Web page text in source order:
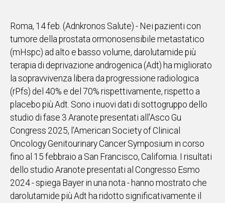
ALTRE
NOTIZIE
POLITICA
IN
ITALIA
NEL
MONDO
SPORT
EVENTI
STORIE
VIDEO
Roma, 14 feb. (Adnkronos Salute) - Nei pazienti con
tumore della prostata ormonosensibile metastatico
(mHspc) ad alto e basso volume, darolutamide più
terapia di deprivazione androgenica (Adt) ha migliorato
la sopravvivenza libera da progressione radiologica
(rPfs) del 40% e del 70% rispettivamente, rispetto a
placebo più Adt. Sono i nuovi dati di sottogruppo dello
studio di fase 3 Aranote presentati all'Asco Gu
Congress 2025, l'American Society of Clinical
Oncology Genitourinary Cancer Symposium in corso
fino al 15 febbraio a San Francisco, California. I risultati
dello studio Aranote presentati al Congresso Esmo
2024 - spiega Bayer in una nota - hanno mostrato che
darolutamide più Adt ha ridotto significativamente il